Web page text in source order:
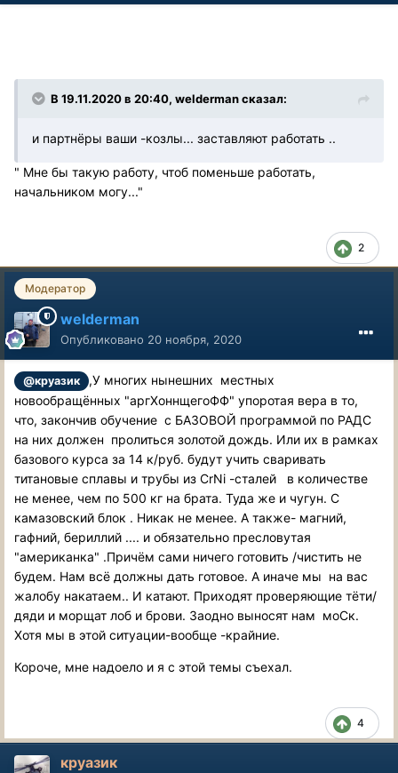
В 19.11.2020 в 20:40, welderman сказал:
и партнёры ваши -козлы... заставляют работать ..
" Мне бы такую работу, чтоб поменьше работать,
начальником могу..."
2
Модератор
welderman
Опубликовано 20 ноября, 2020
@круазик
,У многих нынешних местных
новообращённых "аргХоннщегоФФ" упоротая вера в то,
что, закончив обучение с БАЗОВОЙ программой по РАДС
на них должен пролиться золотой дождь. Или их в рамках
базового курса за 14 к/руб. будут учить сваривать
титановые сплавы и трубы из CrNi -сталей в количестве
не менее, чем по 500 кг на брата. Туда же и чугун. С
камазовский блок . Никак не менее. А также- магний,
гафний, бериллий .... и обязательно пресловутая
"американка" .Причём сами ничего готовить /чистить не
будем. Нам всё должны дать готовое. А иначе мы на вас
жалобу накатаем.. И катают. Приходят проверяющие тёти/
дяди и морщат лоб и брови. Заодно выносят нам моСк.
Хотя мы в этой ситуации-вообще -крайние.
Короче, мне надоело и я с этой темы съехал.
4
круазик